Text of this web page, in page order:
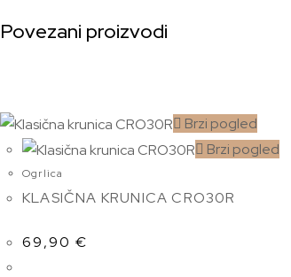
Povezani proizvodi
Brzi pogled
Brzi pogled
Ogrlica
KLASIČNA KRUNICA CRO30R
69,90 €